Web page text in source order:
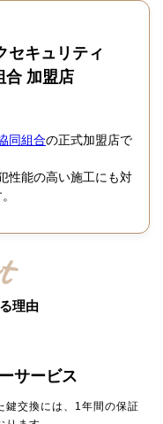
セキュリティ
合 加盟店
同組合の正式加盟店で
性能の高い施工にも対
理由
サービス
鍵交換には、1年間の保証